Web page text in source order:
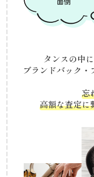
タンスの中
ブランドバック
忘
高額な査定に